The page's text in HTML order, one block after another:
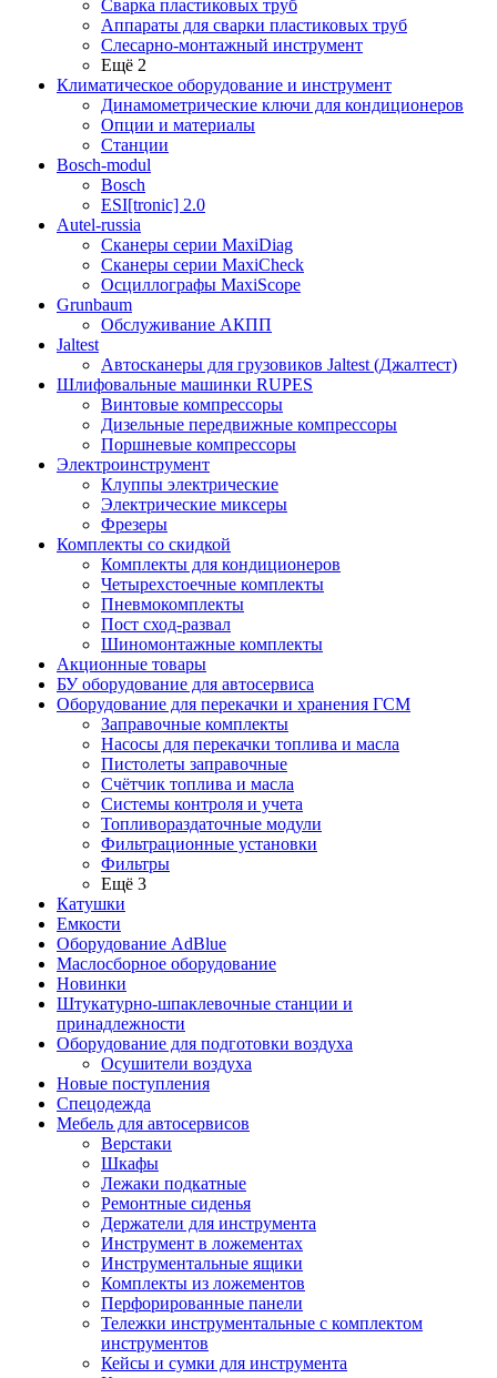
Сварка пластиковых труб
Аппараты для сварки пластиковых труб
Слесарно-монтажный инструмент
Ещё 2
Климатическое оборудование и инструмент
Динамометрические ключи для кондиционеров
Опции и материалы
Станции
Bosch-modul
Bosch
ESI[tronic] 2.0
Autel-russia
Сканеры серии MaxiDiag
Сканеры серии MaxiCheck
Осциллографы MaxiScope
Grunbaum
Обслуживание АКПП
Jaltest
Автосканеры для грузовиков Jaltest (Джалтест)
Шлифовальные машинки RUPES
Винтовые компрессоры
Дизельные передвижные компрессоры
Поршневые компрессоры
Электроинструмент
Клуппы электрические
Электрические миксеры
Фрезеры
Комплекты со скидкой
Комплекты для кондиционеров
Четырехстоечные комплекты
Пневмокомплекты
Пост сход-развал
Шиномонтажные комплекты
Акционные товары
БУ оборудование для автосервиса
Оборудование для перекачки и хранения ГСМ
Заправочные комплекты
Насосы для перекачки топлива и масла
Пистолеты заправочные
Счётчик топлива и масла
Системы контроля и учета
Топливораздаточные модули
Фильтрационные установки
Фильтры
Ещё 3
Катушки
Емкости
Оборудование AdBlue
Маслосборное оборудование
Новинки
Штукатурно-шпаклевочные станции и
принадлежности
Оборудование для подготовки воздуха
Осушители воздуха
Новые поступления
Спецодежда
Мебель для автосервисов
Верстаки
Шкафы
Лежаки подкатные
Ремонтные сиденья
Держатели для инструмента
Инструмент в ложементах
Инструментальные ящики
Комплекты из ложементов
Перфорированные панели
Тележки инструментальные с комплектом
инструментов
Кейсы и сумки для инструмента